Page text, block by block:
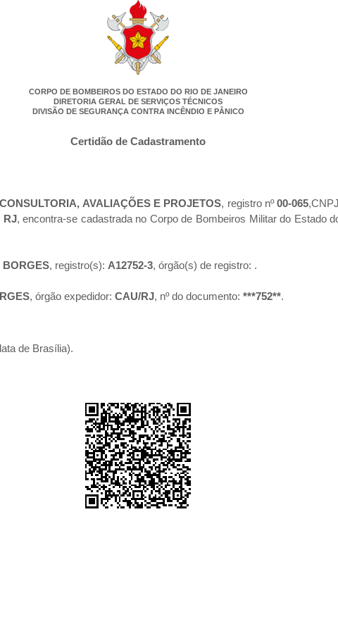
CORPO DE BOMBEIROS DO ESTADO DO RIO DE JANEIRO
DIRETORIA GERAL DE SERVIÇOS TÉCNICOS
DIVISÃO DE SEGURANÇA CONTRA INCÊNDIO E PÂNICO
Certidão de Cadastramento
AVALIAÇÕES E PROJETOS, registro nº00-065
RJ, encontra-se cadastrada no Corpo de Bombeiros Militar do Estado
BORGES, registro(s): A12752-3, órgão(s) de registro: .
, órgão expedidor: CAU/RJ, nº do documento: ***752**.
de Brasília).